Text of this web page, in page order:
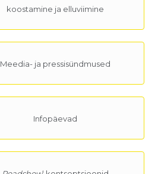
koostamine ja elluviimine
Meedia- ja pressisündmused
Infopäevad